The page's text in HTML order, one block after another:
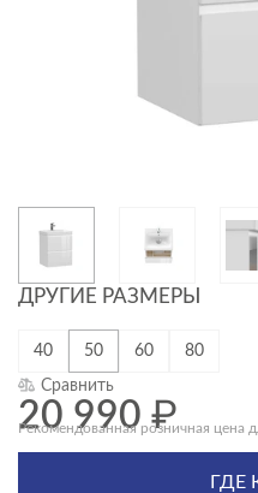
ДРУГИЕ РАЗМЕРЫ
40 50 60 80
Сравнить
20 990₽
Рекомендованная розничная цена
ГДЕ